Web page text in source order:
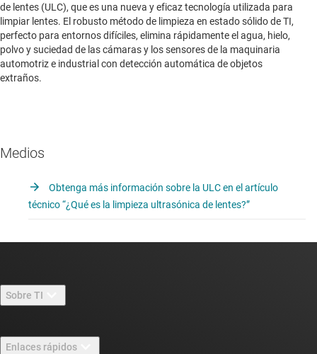
de lentes (ULC), que es una nueva y eficaz tecnología utilizada para
limpiar lentes. El robusto método de limpieza en estado sólido de TI,
perfecto para entornos difíciles, elimina rápidamente el agua, hielo,
polvo y suciedad de las cámaras y los sensores de la maquinaria
automotriz e industrial con detección automática de objetos
extraños.
Medios
Obtenga más información sobre la ULC en el artículo
técnico “¿Qué es la limpieza ultrasónica de lentes?”
Sobre TI
Enlaces rápidos